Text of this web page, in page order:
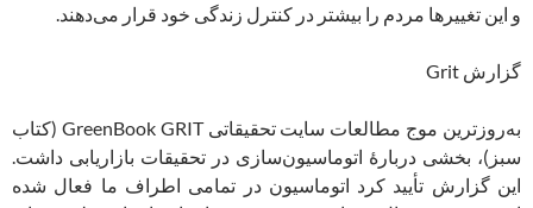
و این تغییرها مردم را بیشتر در کنترل زندگی خود قرار می‌دهند.
گزارش Grit
به‌روزترین موج مطالعات سایت تحقیقاتی GreenBook GRIT (کتاب
سبز)، بخشی دربارۀ اتوماسیون‌سازی در تحقیقات بازاریابی داشت.
این گزارش تأیید کرد اتوماسیون در تمامی اطراف ما فعال شده